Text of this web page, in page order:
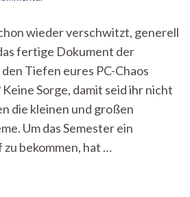
günstig
durchs
Semester
–
Unsere
Lieblingsapps
wieder verschwitzt, generell
fertige Dokument der
Tiefen eures PC-Chaos
Sorge, damit seid ihr nicht
die kleinen und großen
Um das Semester ein
bekommen, hat …